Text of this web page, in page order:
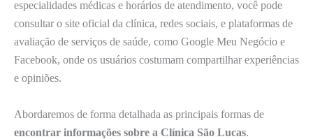
especialidades médicas e horários de atendimento, você pode
consultar o site oficial da clínica, redes sociais, e plataformas de
avaliação de serviços de saúde, como Google Meu Negócio e
Facebook, onde os usuários costumam compartilhar experiências
e opiniões.
Abordaremos de forma detalhada as principais formas de
encontrar informações sobre a Clínica São Lucas.